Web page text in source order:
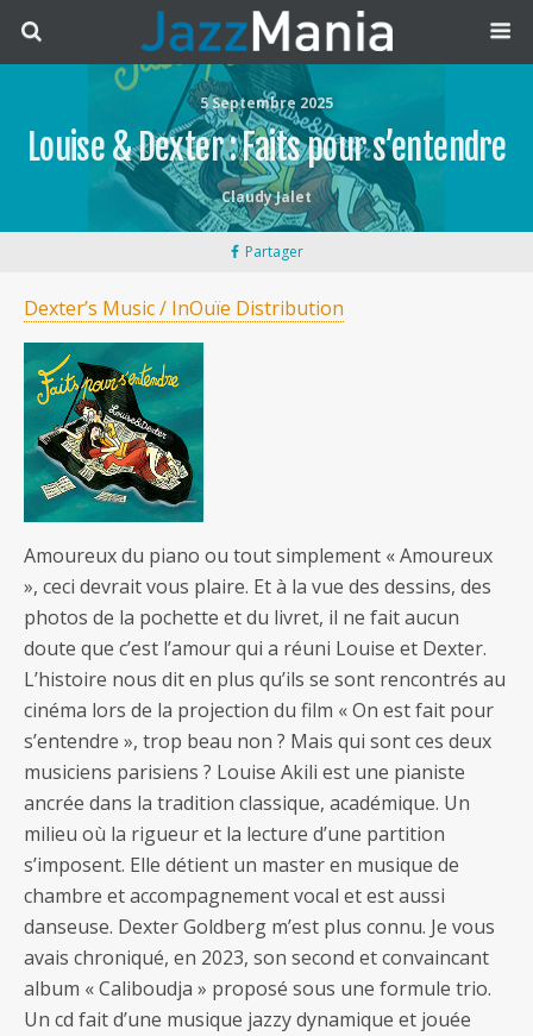
5 Septembre 2025
Louise & Dexter : Faits pour s’entendre
Claudy Jalet
Partager
Dexter’s Music / InOuïe Distribution
Amoureux du piano ou tout simplement « Amoureux
», ceci devrait vous plaire. Et à la vue des dessins, des
photos de la pochette et du livret, il ne fait aucun
doute que c’est l’amour qui a réuni Louise et Dexter.
L’histoire nous dit en plus qu’ils se sont rencontrés au
cinéma lors de la projection du film « On est fait pour
s’entendre », trop beau non ? Mais qui sont ces deux
musiciens parisiens ? Louise Akili est une pianiste
ancrée dans la tradition classique, académique. Un
milieu où la rigueur et la lecture d’une partition
s’imposent. Elle détient un master en musique de
chambre et accompagnement vocal et est aussi
danseuse. Dexter Goldberg m’est plus connu. Je vous
avais chroniqué, en 2023, son second et convaincant
album « Caliboudja » proposé sous une formule trio.
Un cd fait d’une musique jazzy dynamique et jouée